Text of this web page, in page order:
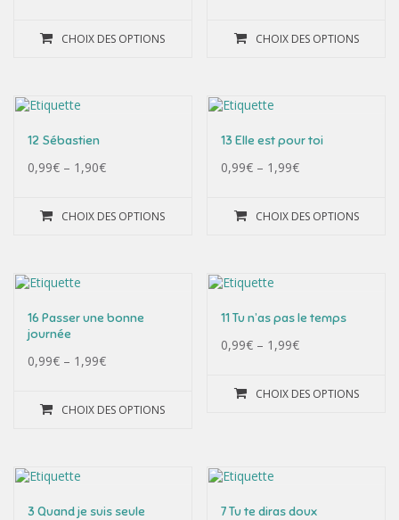
CHOIX DES OPTIONS CHOIX DES OPTIONS
12 Sébastien
0,99€ – 1,90€
CHOIX DES OPTIONS
13 Elle est pour toi
0,99€ – 1,99€
CHOIX DES OPTIONS
16 Passer une bonne
journée
0,99€ – 1,99€
CHOIX DES OPTIONS
11 Tu n’as pas le temps
0,99€ – 1,99€
CHOIX DES OPTIONS
3 Quand je suis seule 7 Tu te diras doux